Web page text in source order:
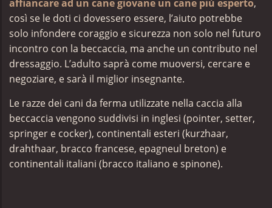
affiancare ad un cane giovane un cane più esperto,
così se le doti ci dovessero essere, l’aiuto potrebbe
solo infondere coraggio e sicurezza non solo nel futuro
incontro con la beccaccia, ma anche un contributo nel
dressaggio. L’adulto saprà come muoversi, cercare e
negoziare, e sarà il miglior insegnante.
Le razze dei cani da ferma utilizzate nella caccia alla
beccaccia vengono suddivisi in inglesi (pointer, setter,
springer e cocker), continentali esteri (kurzhaar,
drahthaar, bracco francese, epagneul breton) e
continentali italiani (bracco italiano e spinone).